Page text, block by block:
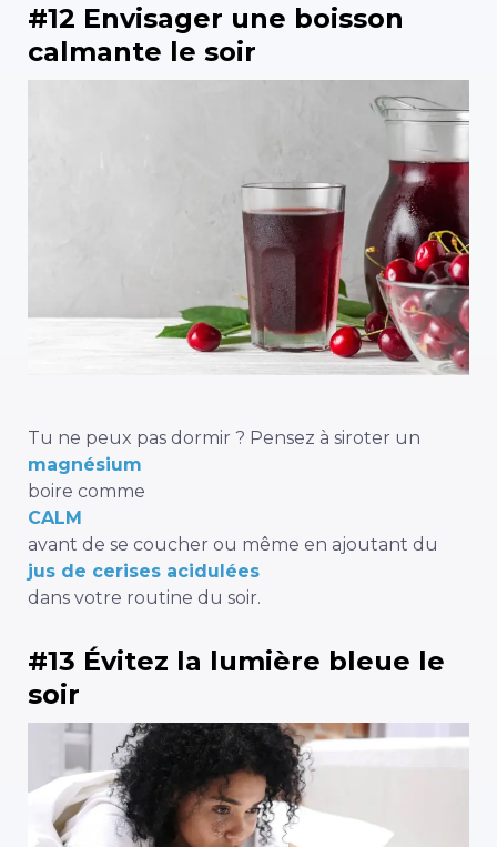
#12 Envisager une boisson
calmante le soir
Tu ne peux pas dormir ? Pensez à siroter un
magnésium
boire comme
CALM
avant de se coucher ou même en ajoutant du
jus de cerises acidulées
dans votre routine du soir.
#13 Évitez la lumière bleue le
soir